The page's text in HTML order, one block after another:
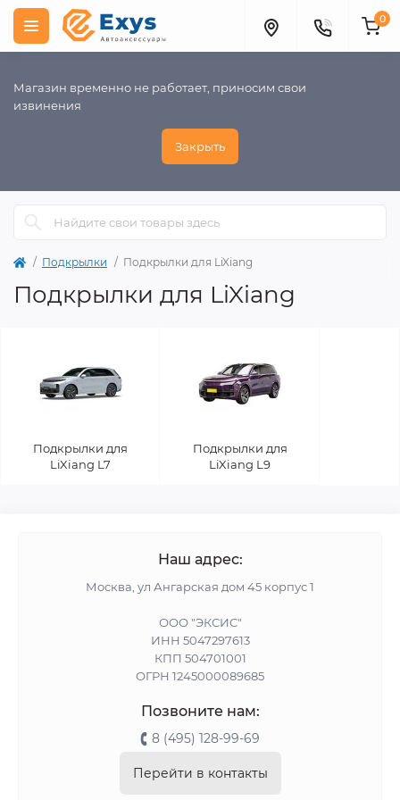
Магазин временно не работает, приносим свои
извинения
Закрыть
0
Подкрылки Подкрылки для LiXiang
Подкрылки для LiXiang
Подкрылки для
LiXiang L7
Подкрылки для
LiXiang L9
Наш адрес:
Москва, ул Ангарская дом 45 корпус 1
ООО "ЭКСИС"
ИНН 5047297613
КПП 504701001
ОГРН 1245000089685
Позвоните нам:
8 (495) 128-99-69
Перейти в контакты